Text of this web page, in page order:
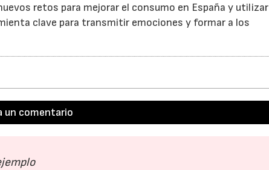
retos para mejorar el consumo en España y utilizar
clave para transmitir emociones y formar a los
un comentario